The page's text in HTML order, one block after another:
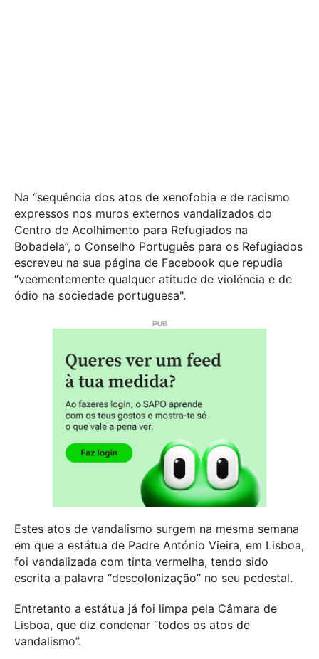
Na “sequência dos atos de xenofobia e de racismo
expressos nos muros externos vandalizados do
Centro de Acolhimento para Refugiados na
Bobadela”, o Conselho Português para os Refugiados
escreveu na sua página de Facebook que repudia
“veementemente qualquer atitude de violência e de
ódio na sociedade portuguesa".
Estes atos de vandalismo surgem na mesma semana
em que a estátua de Padre António Vieira, em Lisboa,
foi vandalizada com tinta vermelha, tendo sido
escrita a palavra “descolonização” no seu pedestal.
Entretanto a estátua já foi limpa pela Câmara de
Lisboa, que diz condenar “todos os atos de
vandalismo”.